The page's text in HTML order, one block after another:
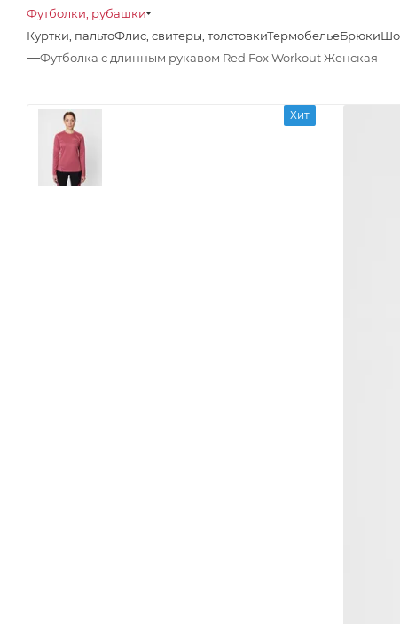
Футболки, рубашки
Куртки, пальтоФлис, свитеры, толстовкиТермобельеБрюки
—Футболка с длинным рукавом Red Fox Workout Женская
Хит